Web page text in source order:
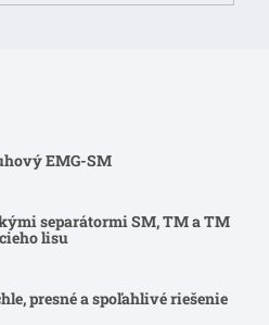
EMG-SM
separátormi SM, TM a TM
lisu
presné a spoľahlivé riešenie